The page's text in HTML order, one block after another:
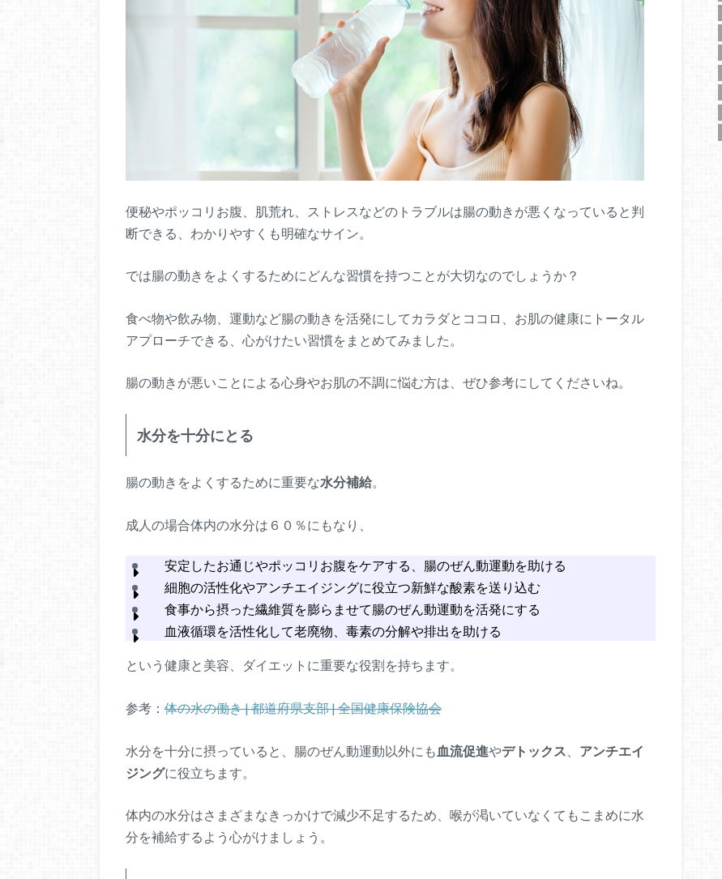
便秘やポッコリお腹、肌荒れ、ストレスなどのトラブルは腸の動きが悪くなっていると判
断できる、わかりやすくも明確なサイン。
では腸の動きをよくするためにどんな習慣を持つことが大切なのでしょうか？
食べ物や飲み物、運動など腸の動きを活発にしてカラダとココロ、お肌の健康にトータル
アプローチできる、心がけたい習慣をまとめてみました。
腸の動きが悪いことによる心身やお肌の不調に悩む方は、ぜひ参考にしてくださいね。
水分を十分にとる
腸の動きをよくするために重要な水分補給。
成人の場合体内の水分は６０％にもなり、
安定したお通じやポッコリお腹をケアする、腸のぜん動運動を助ける
細胞の活性化やアンチエイジングに役立つ新鮮な酸素を送り込む
食事から摂った繊維質を膨らませて腸のぜん動運動を活発にする
血液循環を活性化して老廃物、毒素の分解や排出を助ける
という健康と美容、ダイエットに重要な役割を持ちます。
参考： 体の水の働き | 都道府県支部 | 全国健康保険協会
水分を十分に摂っていると、腸のぜん動運動以外にも 血流促進やデトックス
アンチエイ
ジングに役立ちます。
体内の水分はさまざまなきっかけで減少不足するため、喉が渇いていなくてもこまめに水
分を補給するよう心がけましょう。